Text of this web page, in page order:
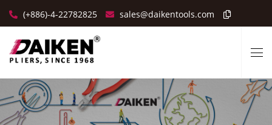
(+886)-4-22782825 sales@daikentools.com